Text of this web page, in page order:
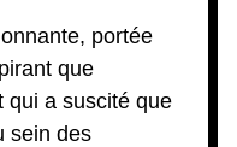
portée
que
qui a suscité que
sein des